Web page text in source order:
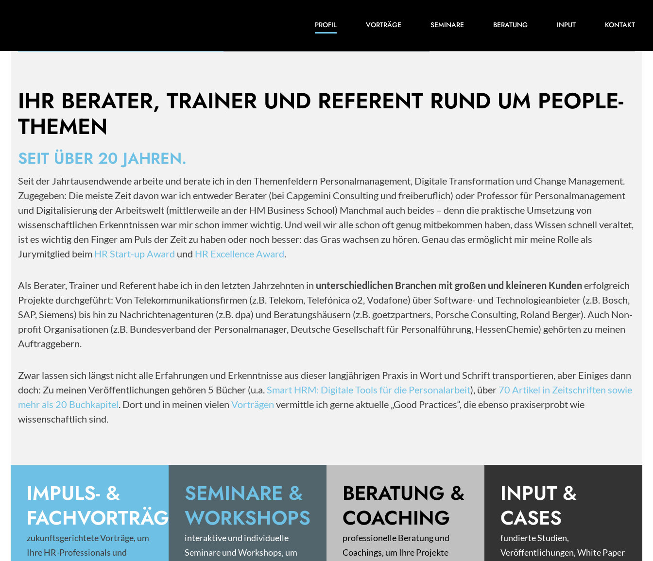
PROFIL VORTRÄGE SEMINARE BERATUNG INPUT KONTAKT
Veröffentlichungen, Videos und vieles mehr.
IHR BERATER, TRAINER UND REFERENT RUND UM PEOPLE-
THEMEN
SEIT ÜBER 20 JAHREN.
Seit der Jahrtausendwende arbeite und berate ich in den Themenfeldern Personalmanagement, Digitale Transformation und Change Management.
Zugegeben: Die meiste Zeit davon war ich entweder Berater (bei Capgemini Consulting und freiberuflich) oder Professor für Personalmanagement
und Digitalisierung der Arbeitswelt (mittlerweile an der HM Business School) Manchmal auch beides – denn die praktische Umsetzung von
wissenschaftlichen Erkenntnissen war mir schon immer wichtig. Und weil wir alle schon oft genug mitbekommen haben, dass Wissen schnell veraltet,
ist es wichtig den Finger am Puls der Zeit zu haben oder noch besser: das Gras wachsen zu hören. Genau das ermöglicht mir meine Rolle als
Jurymitglied beim HR Start-up Award und HR Excellence Award.
Als Berater, Trainer und Referent habe ich in den letzten Jahrzehnten in unterschiedlichen Branchen mit großen und kleineren Kundenerfolgreich
Projekte durchgeführt: Von Telekommunikationsfirmen (z.B. Telekom, Telefónica o2, Vodafone) über Software- und Technologieanbieter (z.B. Bosch,
SAP, Siemens) bis hin zu Nachrichtenagenturen (z.B. dpa) und Beratungshäusern (z.B. goetzpartners, Porsche Consulting, Roland Berger). Auch Non-
profit Organisationen (z.B. Bundesverband der Personalmanager, Deutsche Gesellschaft für Personalführung, HessenChemie) gehörten zu meinen
Auftraggebern.
Zwar lassen sich längst nicht alle Erfahrungen und Erkenntnisse aus dieser langjährigen Praxis in Wort und Schrift transportieren, aber Einiges dann
doch: Zu meinen Veröffentlichungen gehören 5 Bücher (u.a.Smart HRM: Digitale Tools für die Personalarbeit), über 70 Artikel in Zeitschriften sowie
mehr als 20 Buchkapitel. Dort und in meinen vielen Vorträgen vermittle ich gerne aktuelle „Good Practices“, die ebenso praxiserprobt wie
wissenschaftlich sind.
IMPULS- &
FACHVORTRÄGE
zukunftsgerichtete Vorträge, um
Ihre HR-Professionals und
SEMINARE &
WORKSHOPS
interaktive und individuelle
Seminare und Workshops, um
BERATUNG &
COACHING
professionelle Beratung und
Coachings, um Ihre Projekte
INPUT &
CASES
fundierte Studien,
Veröffentlichungen, White Paper